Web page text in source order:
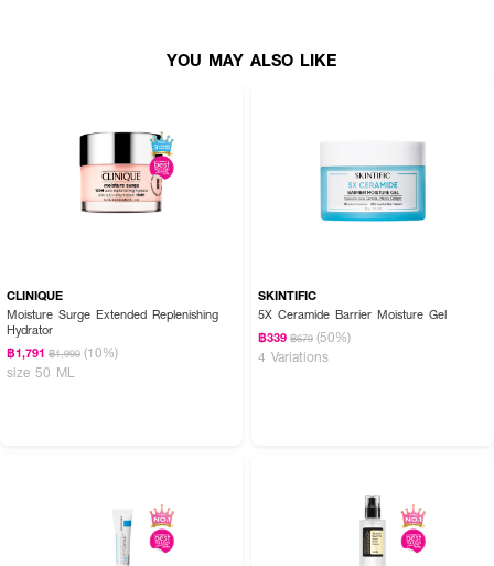
YOU MAY ALSO LIKE
CLINIQUE
Moisture Surge Extended Replenishing
Hydrator
฿1,791 ฿1,990 (10%)
size 50 ML
SKINTIFIC
5X Ceramide Barrier Moisture Gel
฿339 ฿679 (50%)
4 Variations